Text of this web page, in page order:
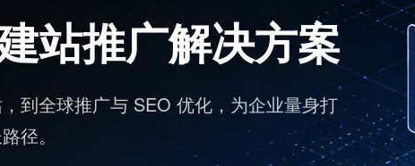
社媒发布工作
海外社媒流量规则，多语言内容一键分发全